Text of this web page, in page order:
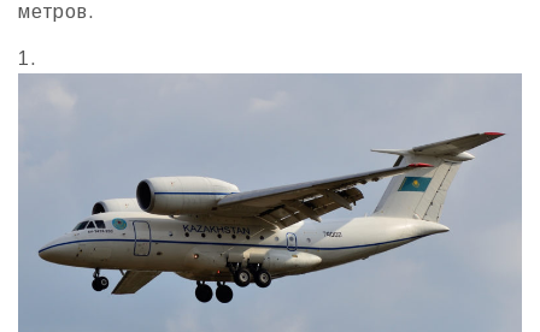
метров.
1.